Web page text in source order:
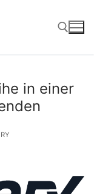
in einer